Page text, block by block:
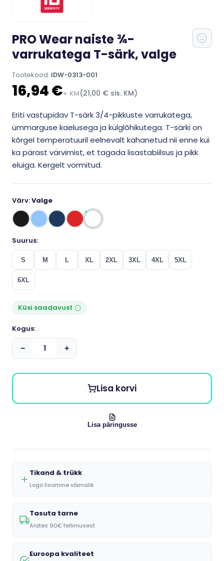
PRO Wear naiste ¾-
varrukatega T-särk, valge
Tootekood: IDW-0313-001
16,94 €+ KM(21,00 € sis. KM)
Eriti vastupidav T-särk 3/4-pikkuste varrukatega,
ümmarguse kaelusega ja külglõhikutega. T-särki on
kõrgel temperatuuril eelnevalt kahanetud nii enne kui
ka pärast värvimist, et tagada lisastabiilsus ja pikk
eluiga. Kergelt vormitud.
Värv:Valge
Suurus:
S M L XL 2XL 3XL 4XL 5XL
6XL
Küsi saadavust
Kogus:
− +
Lisa korvi
Lisa päringusse
Tikand & trükk
Logo lisamine võimalik
Tasuta tarne
Alates 90€ tellimusest
Euroopa kvaliteet